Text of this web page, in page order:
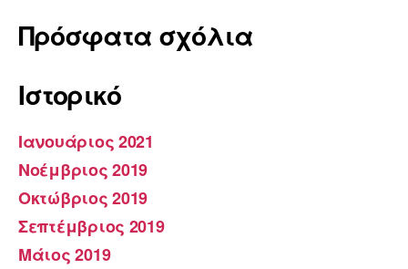
Πρόσφατα σχόλια
Ιστορικό
Ιανουάριος 2021
Νοέμβριος 2019
Οκτώβριος 2019
Σεπτέμβριος 2019
Μάιος 2019